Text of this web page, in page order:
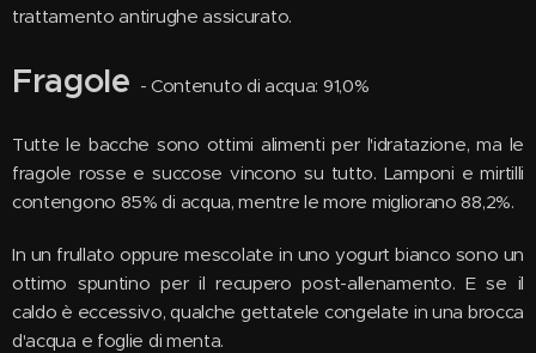
trattamento antirughe assicurato.
Fragole - Contenuto di acqua: 91,0%
Tutte le bacche sono ottimi alimenti per l'idratazione, ma le
fragole rosse e succose vincono su tutto. Lamponi e mirtilli
contengono 85% di acqua, mentre le more migliorano 88,2%.
In un frullato oppure mescolate in uno yogurt bianco sono un
ottimo spuntino per il recupero post-allenamento. E se il
caldo è eccessivo, qualche gettatele congelate in una brocca
d'acqua e foglie di menta.